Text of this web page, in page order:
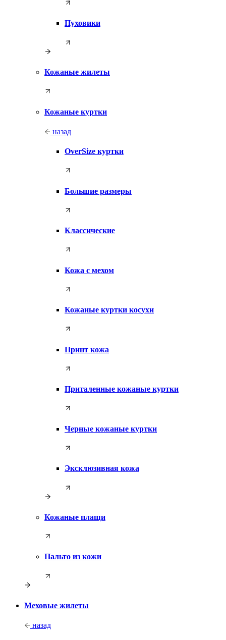
Пуховики
Кожаные жилеты
Кожаные куртки
назад
OverSize куртки
Большие размеры
Классические
Кожа с мехом
Кожаные куртки косухи
Принт кожа
Приталенные кожаные куртки
Черные кожаные куртки
Эксклюзивная кожа
Кожаные плащи
Пальто из кожи
Меховые жилеты
назад